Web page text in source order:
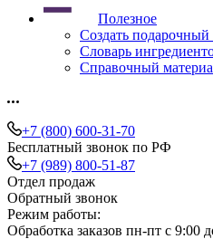
Полезное
Создать подарочный
Словарь
Справочный
+7 (800) 600-31-70
Бесплатный звонок по РФ
+7 (989) 800-51-87
Отдел продаж
Обратный звонок
Режим работы:
Обработка заказов пн-пт с 9:00